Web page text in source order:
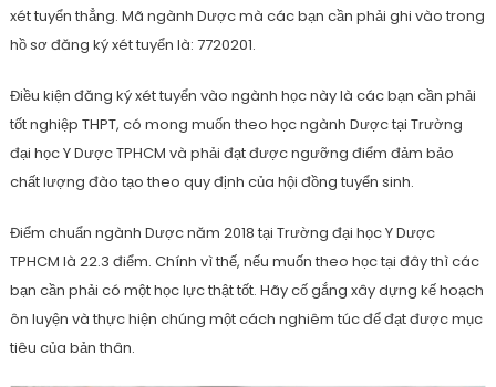
xét tuyển thẳng. Mã ngành Dược mà các bạn cần phải ghi vào trong
hồ sơ đăng ký xét tuyển là: 7720201.
Điều kiện đăng ký xét tuyển vào ngành học này là các bạn cần phải
tốt nghiệp THPT, có mong muốn theo học ngành Dược tại Trường
đại học Y Dược TPHCM và phải đạt được ngưỡng điểm đảm bảo
chất lượng đào tạo theo quy định của hội đồng tuyển sinh.
Điểm chuẩn ngành Dược năm 2018 tại Trường đại học Y Dược
TPHCM là 22.3 điểm. Chính vì thế, nếu muốn theo học tại đây thì các
bạn cần phải có một học lực thật tốt. Hãy cố gắng xây dựng kế hoạch
ôn luyện và thực hiện chúng một cách nghiêm túc để đạt được mục
tiêu của bản thân.